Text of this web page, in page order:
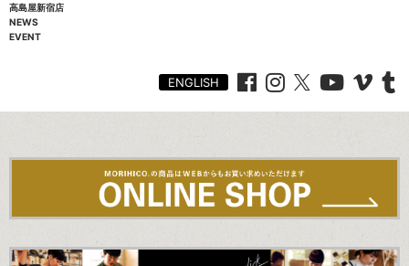
高島屋新宿店
NEWS
EVENT
ENGLISH